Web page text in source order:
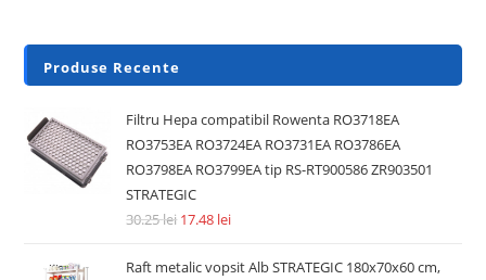
Produse Recente
Filtru Hepa compatibil Rowenta RO3718EA
RO3753EA RO3724EA RO3731EA RO3786EA
RO3798EA RO3799EA tip RS-RT900586 ZR903501
STRATEGIC
30.25lei 17.48 lei
Raft metalic vopsit Alb STRATEGIC 180x70x60 cm,